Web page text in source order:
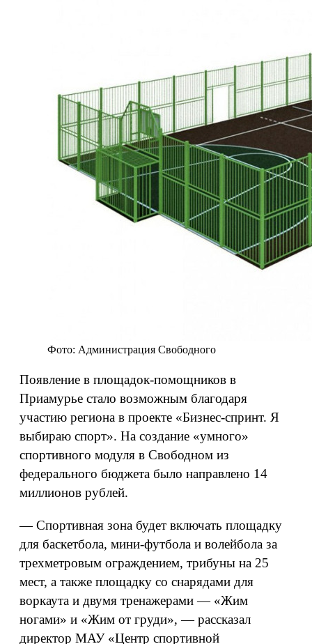
Фото: Администрация Свободного
Появление в площадок-помощников в
Приамурье стало возможным благодаря
участию региона в проекте «Бизнес-спринт. Я
выбираю спорт». На создание «умного»
спортивного модуля в Свободном из
федерального бюджета было направлено 14
миллионов рублей.
— Спортивная зона будет включать площадку
для баскетбола, мини-футбола и волейбола за
трехметровым ограждением, трибуны на 25
мест, а также площадку со снарядами для
воркаута и двумя тренажерами — «Жим
ногами» и «Жим от груди», — рассказал
директор МАУ «Центр спортивной